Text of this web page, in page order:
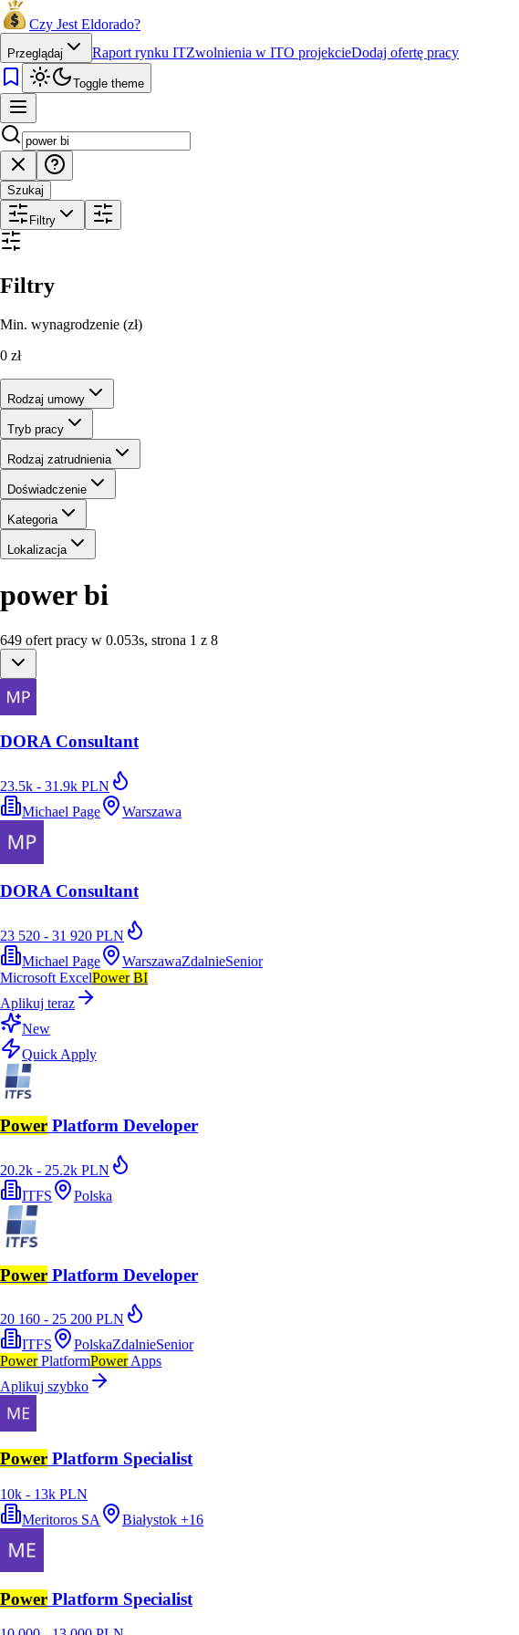
Czy Jest Eldorado?
Przeglądaj Raport rynku ITZwolnienia w ITO projekcieDodaj ofertę pracy
Toggle theme
Szukaj
Filtry
Filtry
Min. wynagrodzenie (zł)
0 zł
Rodzaj umowy
Tryb pracy
Rodzaj zatrudnienia
Doświadczenie
Kategoria
Lokalizacja
power bi
649 ofert pracy w 0.053s, strona 1 z 8
DORA Consultant
23.5k - 31.9k PLN
Michael Page
Warszawa
DORA Consultant
23 520 - 31 920 PLN
Michael Page
WarszawaZdalnieSenior
Microsoft ExcelPower BI
Aplikuj teraz
New
Quick Apply
Power Platform Developer
20.2k - 25.2k PLN
ITFS
Polska
Power Platform Developer
20 160 - 25 200 PLN
ITFS
PolskaZdalnieSenior
PowerPlatformPowerApps
Aplikuj szybko
Power Platform Specialist
10k - 13k PLN
Meritoros SA
Białystok +16
Power Platform Specialist